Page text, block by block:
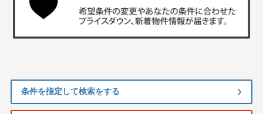
条件を指定して検索をする